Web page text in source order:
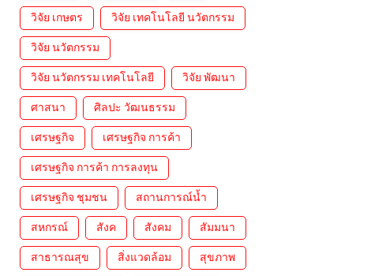
วิจัย เกษตร วิจัย เทคโนโลยี นวัตกรรม
วิจัย นวัตกรรม
วิจัย นวัตกรรม เทคโนโลยี วิจัย พัฒนา
ศาสนา ศิลปะ วัฒนธรรม
เศรษฐกิจ เศรษฐกิจ การค้า
เศรษฐกิจ การค้า การลงทุน
เศรษฐกิจ ชุมชน สถานการณ์น้ำ
สหกรณ์ สังค สังคม สัมมนา
สาธารณสุข สิ่งแวดล้อม สุขภาพ